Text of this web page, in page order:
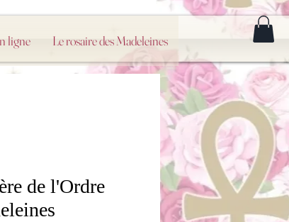
ligne Le rosaire des Madeleines
de l'Ordre